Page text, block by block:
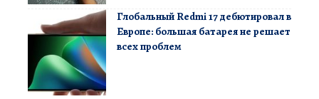
Глобальный Redmi 17 дебютировал в
Европе: большая батарея не решает
всех проблем